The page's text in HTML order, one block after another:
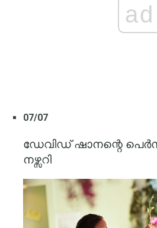
ad
07/07
ഡേവിഡ് ഷാനന്റെ
നഴ്സറി